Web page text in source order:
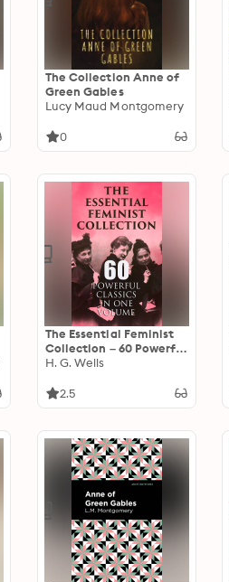
The Collection Anne of
Green Gables
Lucy Maud Montgomery
0
The Essential Feminist
Collection – 60 Powerful
Classics in One Volume:
Biographies & Memoirs
H. G. Wells
2.5